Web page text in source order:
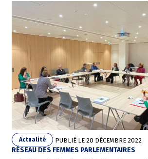
Actualité PUBLIÉ LE 20 DÉCEMBRE 2022
RÉSEAU DES FEMMES PARLEMENTAIRES